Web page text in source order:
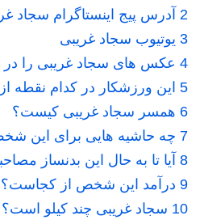
2 آدرس پیج اینستاگرام سجاد
3 یوتیوب سجاد غریبی
4 عکس های سجاد غریبی را در
5 این ورزشکار در کدام نقطه
6 همسر سجاد غریبی کیست؟
7 چه حاشیه هایی برای این
8 آیا تا به حال این بدنساز
9 درآمد این شخص از کجاست؟
10 سجاد غریبی چند کیلو است؟